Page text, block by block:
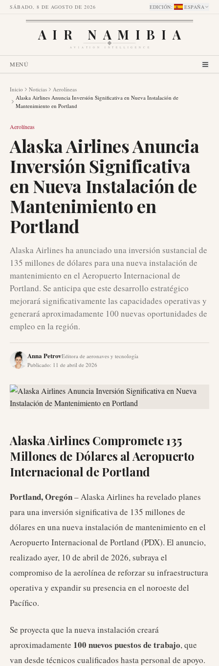
SÁBADO, 8 DE AGOSTO DE 2026 EDICIÓN: ESPAÑA
AIR NAMIBIA
AVIATION INTELLIGENCE
MENÚ
Inicio Noticias
Aerolíneas
Alaska Airlines Anuncia Inversión Significativa en Nueva Instalación de
Mantenimiento en Portland
Aerolíneas
Alaska Airlines Anuncia
Inversión Significativa
en Nueva Instalación de
Mantenimiento en
Portland
Alaska Airlines ha anunciado una inversión sustancial de
135 millones de dólares para una nueva instalación de
mantenimiento en el Aeropuerto Internacional de
Portland. Se anticipa que este desarrollo estratégico
mejorará significativamente las capacidades operativas y
generará aproximadamente 100 nuevas oportunidades de
empleo en la región.
Anna PetrovEditora de aeronaves y tecnología
Publicado: 11 de abril de 2026
Alaska Airlines Compromete 135
Millones de Dólares al Aeropuerto
Internacional de Portland
Portland, Oregón– Alaska Airlines ha revelado planes
para una inversión significativa de 135 millones de
dólares en una nueva instalación de mantenimiento en el
Aeropuerto Internacional de Portland (PDX). El anuncio,
realizado ayer, 10 de abril de 2026, subraya el
compromiso de la aerolínea de reforzar su infraestructura
operativa y expandir su presencia en el noroeste del
Pacífico.
Se proyecta que la nueva instalación creará
aproximadamente 100 nuevos puestos de trabajo, que
van desde técnicos cualificados hasta personal de apoyo.